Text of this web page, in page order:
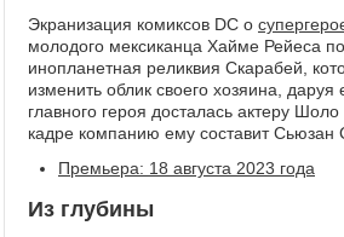
Экранизация комиксов DC о
молодого мексиканца Хайме Рейеса
инопланетная реликвия Скарабей,
изменить облик своего хозяина, даруя
главного героя досталась актеру
кадре компанию ему составит Сьюзан
Премьера: 18 августа 2023 года
Из глубины